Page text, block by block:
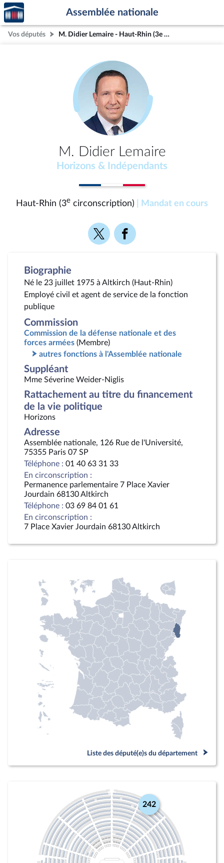
Aller au contenu
Aller en bas de la page
Accèder
à la
page
d'accueil
Assemblée nationale
Vos députés M. Didier Lemaire - Haut-Rhin (3e circonscription)
M. Didier Lemaire
Horizons & Indépendants
Haut-Rhin (3e circonscription) | Mandat en cours
Voir
la
Voir
la
Biographie
Né le 23 juillet 1975 à Altkirch (Haut-Rhin)
Employé civil et agent de service de la fonction
publique
Commission
Commission de la défense nationale et des
forces armées (Membre)
autres fonctions à l'Assemblée nationale
Suppléant
Mme Séverine Weider-Niglis
Rattachement au titre du financement
de la vie politique
Horizons
Adresse
Assemblée nationale, 126 Rue de l'Université,
75355 Paris 07 SP
Téléphone : 01 40 63 31 33
En circonscription :
Permanence parlementaire 7 Place Xavier
Jourdain 68130 Altkirch
Téléphone : 03 69 84 01 61
En circonscription :
7 Place Xavier Jourdain 68130 Altkirch
Liste des député(e)s du département
242